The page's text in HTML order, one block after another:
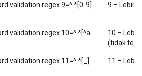
9]
9 – Lebih
10 –
(tidak
11 –